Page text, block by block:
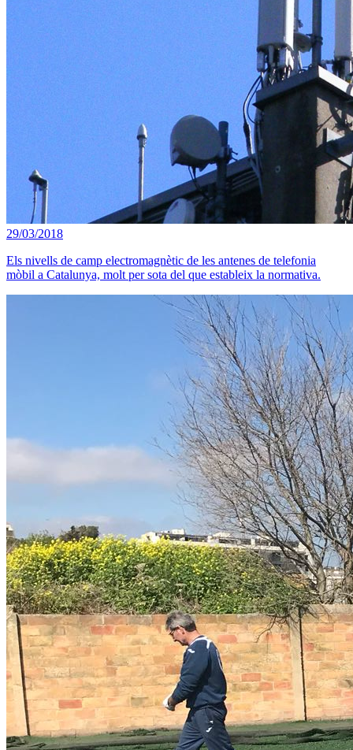
29/03/2018
Els nivells de camp electromagnètic de les antenes de telefonia
mòbil a Catalunya, molt per sota del que estableix la normativa.